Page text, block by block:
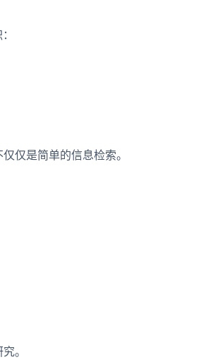
仅是简单的信息检索。
。